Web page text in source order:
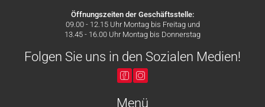
Öffnungszeiten der Geschäftsstelle:
09.00 - 12.15 Uhr Montag bis Freitag und
13.45 - 16.00 Uhr Montag bis Donnerstag
Folgen Sie uns in den Sozialen Medien!
Menü